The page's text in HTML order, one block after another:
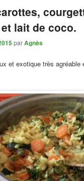
lait de coco.
parAgnès
et exotique très agréable